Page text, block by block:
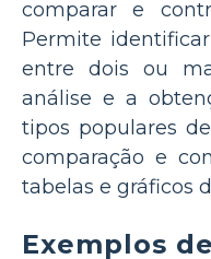
comparar e
Permite
entre dois ou
análise e a
tipos populares
comparação e
tabelas e gráficos
Exemplos